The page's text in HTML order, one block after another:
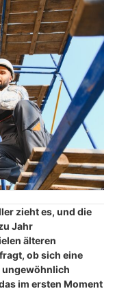
zieht es, und die
Jahr
älteren
ob sich eine
ungewöhnlich
im ersten Moment